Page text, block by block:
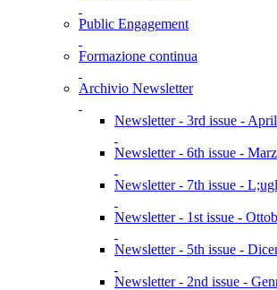
Public Engagement
Formazione continua
Archivio Newsletter
Newsletter - 3rd issue -
Newsletter - 6th issue -
Newsletter - 7th issue -
Newsletter - 1st issue -
Newsletter - 5th issue -
Newsletter - 2nd issue -